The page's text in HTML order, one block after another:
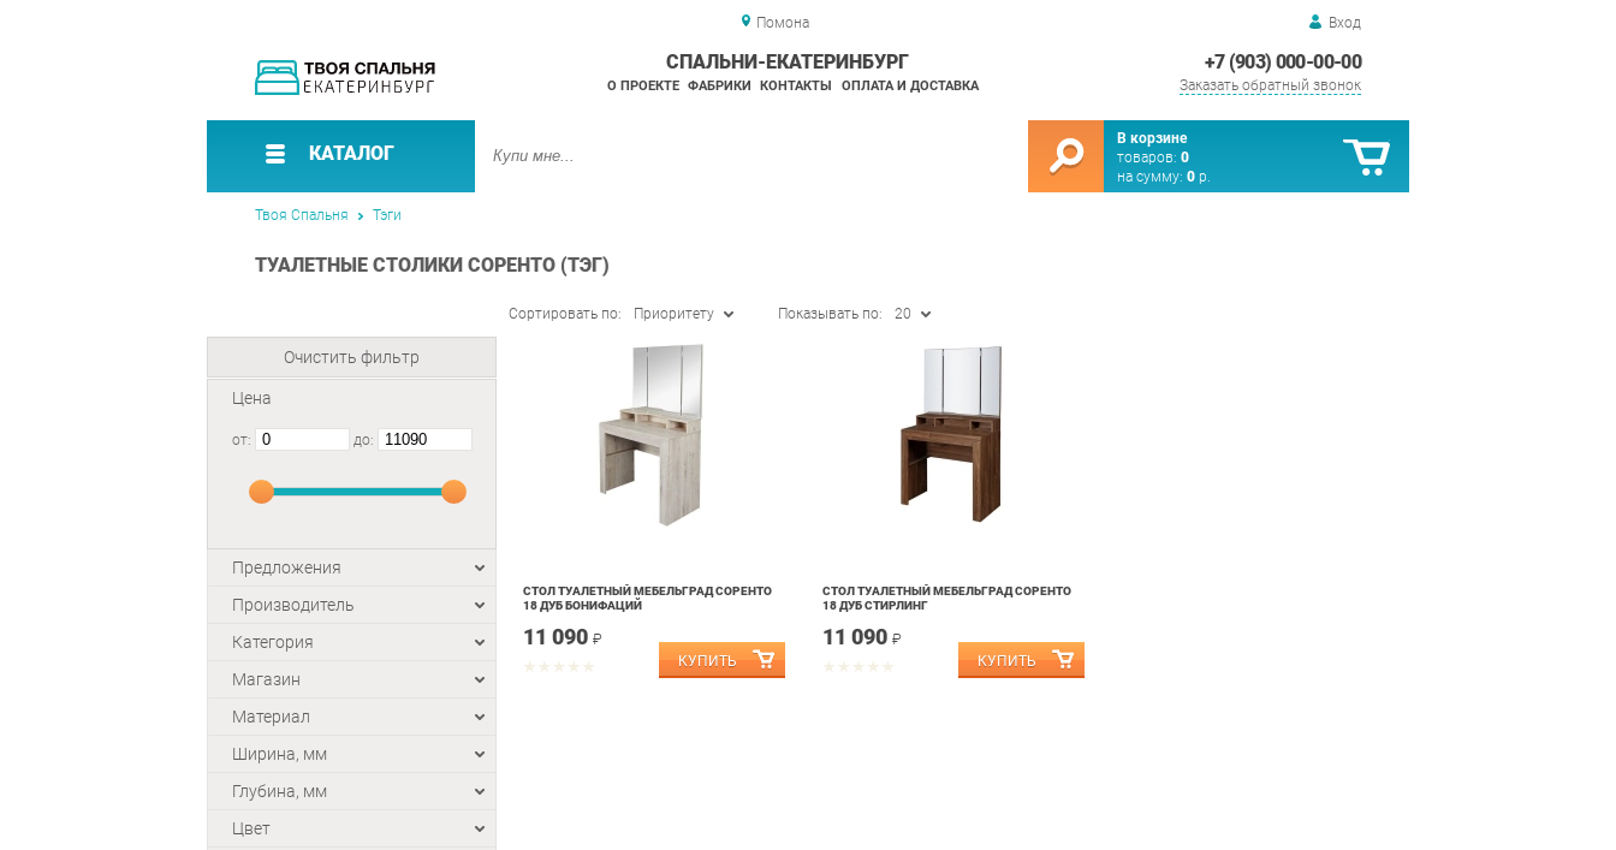
Помона Вход
+7 (903) 000-00-00
Заказать обратный звонок
СПАЛЬНИ-ЕКАТЕРИНБУРГ
О ПРОЕКТЕ ФАБРИКИ КОНТАКТЫ ОПЛАТА И ДОСТАВКА
КАТАЛОГ
В корзине
товаров: 0
на сумму: 0 р.
Твоя Спальня Тэги
ТУАЛЕТНЫЕ СТОЛИКИ СОРЕНТО (ТЭГ)
Очистить фильтр
Цена
от: до:
Предложения
Производитель
Категория
Магазин
Материал
Ширина, мм
Глубина, мм
Цвет
Сортировать по: Приоритету Показывать по: 20
СТОЛ ТУАЛЕТНЫЙ МЕБЕЛЬГРАД СОРЕНТО
18 ДУБ БОНИФАЦИЙ
11 090 ₽
СТОЛ ТУАЛЕТНЫЙ МЕБЕЛЬГРАД СОРЕНТО
18 ДУБ СТИРЛИНГ
11 090 ₽